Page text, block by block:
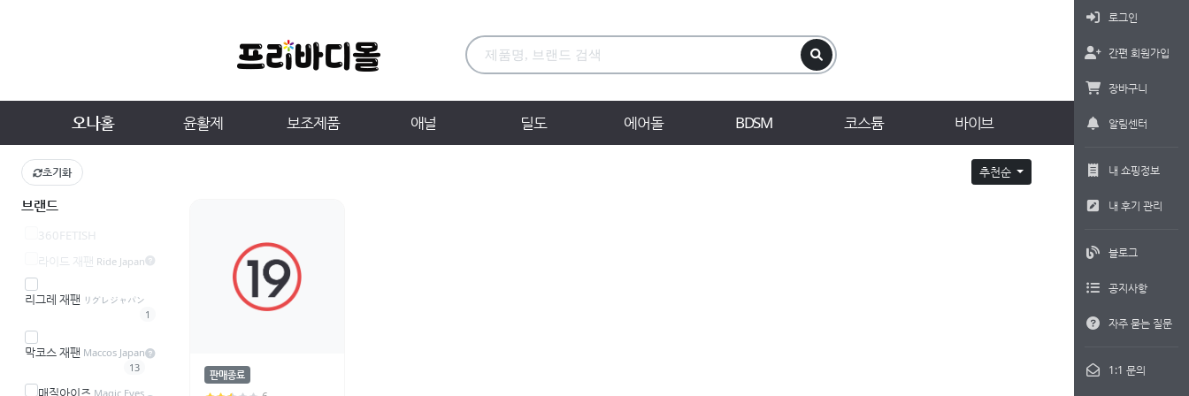
오나홀 윤활제 보조제품 애널 딜도 에어돌 BDSM 코스튬 바이브
로그인
간편 회원가입
장바구니
알림센터
내 쇼핑정보
내 후기 관리
블로그
공지사항
자주 묻는 질문
1:1 문의
초기화
브랜드
360FETISH
라이드 재팬 Ride Japan
리그레 재팬 リグレジャパン
1
막코스 재팬 Maccos Japan
13
매직아이즈 Magic Eyes
추천순
판매종료